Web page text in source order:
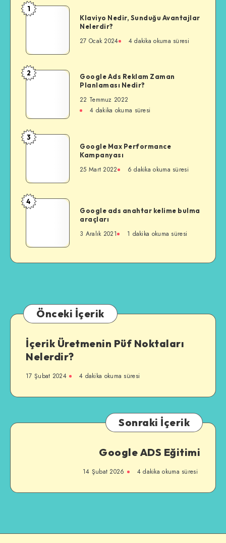
Klaviyo
Avantajlar
Nelerdir?
1
Klaviyo Nedir, Sunduğu Avantajlar
Nelerdir?
27 Ocak 2024 4 dakika okuma süresi
Google
Zaman
Planlaması
Nedir?
2
Google Ads Reklam Zaman
Planlaması Nedir?
22 Temmuz 2022
4 dakika okuma süresi
Google
Kampanyası
3
Google Max Performance
Kampanyası
25 Mart 2022 6 dakika okuma süresi
Google
kelime
bulma
araçları
4
Google ads anahtar kelime bulma
araçları
3 Aralık 2021 1 dakika okuma süresi
Önceki İçerik
İçerik Üretmenin Püf Noktaları
Nelerdir?
17 Şubat 2024 4 dakika okuma süresi
Sonraki İçerik
Google ADS Eğitimi
14 Şubat 2026 4 dakika okuma süresi